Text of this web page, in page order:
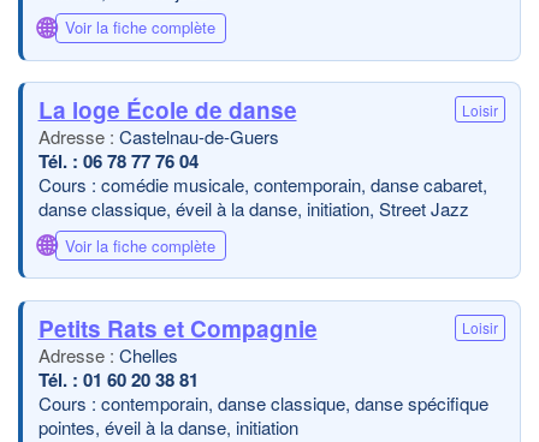
🌐 Voir la fiche complète
La loge École de danse Loisir
Castelnau-de-Guers
06 78 77 76 04
Cours : comédie musicale, contemporain, danse cabaret,
danse classique, éveil à la danse, initiation, Street Jazz
🌐 Voir la fiche complète
Petits Rats et Compagnie Loisir
Chelles
01 60 20 38 81
Cours : contemporain, danse classique, danse spécifique
pointes, éveil à la danse, initiation